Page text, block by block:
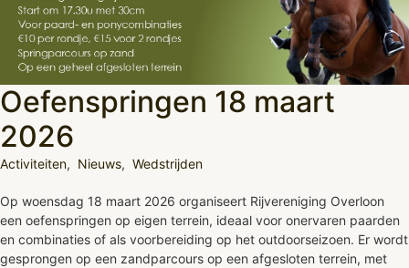
Oefenspringen 18 maart
2026
Activiteiten, Nieuws, Wedstrijden
Op woensdag 18 maart 2026 organiseert Rijvereniging Overloon
een oefenspringen op eigen terrein, ideaal voor onervaren paarden
en combinaties of als voorbereiding op het outdoorseizoen. Er wordt
gesprongen op een zandparcours op een afgesloten terrein, met